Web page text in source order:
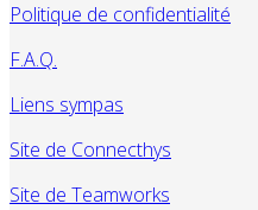
Politique de confidentialité
F.A.Q.
Liens sympas
Site de Connecthys
Site de Teamworks